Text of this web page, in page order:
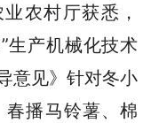
农村厅获悉，
生产机械化技术
意见》针对冬小
播马铃薯、棉